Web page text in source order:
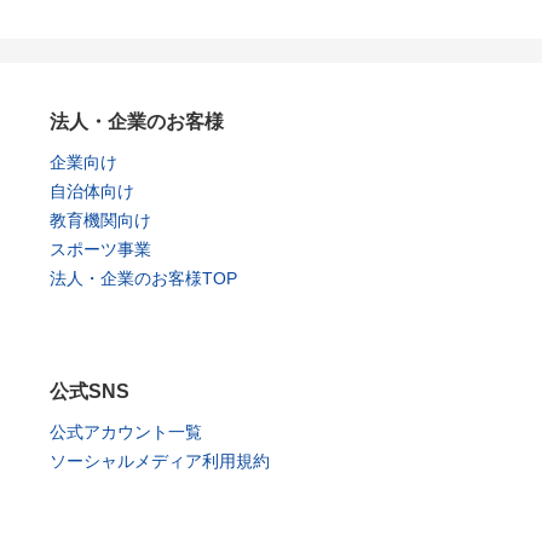
法人・企業のお客様
企業向け
自治体向け
教育機関向け
スポーツ事業
法人・企業のお客様TOP
公式SNS
公式アカウント一覧
ソーシャルメディア利用規約